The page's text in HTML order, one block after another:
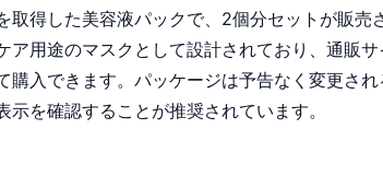
取得した美容液パックで、2個分セットが販売
ア用途のマスクとして設計されており、通販
購入できます。パッケージは予告なく変更さ
示を確認することが推奨されています。